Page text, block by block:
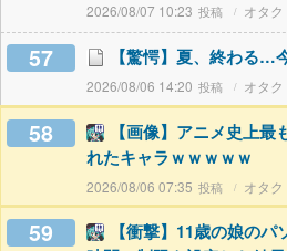
2026/08/07 10:23 オタク
57 【驚愕】夏、終わる
2026/08/06 14:20 オタク
58
【画像】アニメ史上
れたキャラｗｗｗｗｗ
2026/08/06 07:35 オタク
59
【衝撃】11歳の娘の